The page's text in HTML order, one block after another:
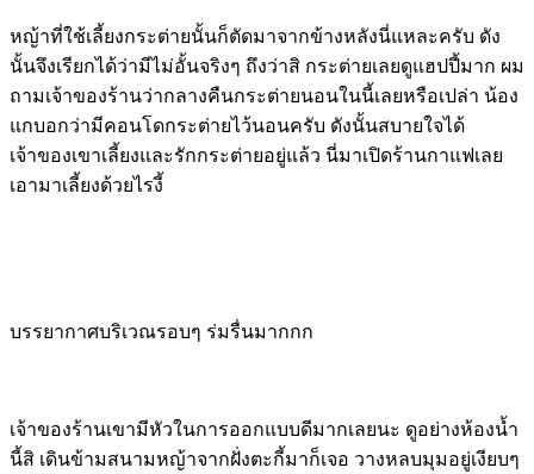
หญ้าที่ใช้เลี้ยงกระต่ายนั้นก็ตัดมาจากข้างหลังนี่แหละครับ ดัง
นั้นจึงเรียกได้ว่ามีไม่อั้นจริงๆ ถึงว่าสิ กระต่ายเลยดูแฮปปี้มาก ผม
ถามเจ้าของร้านว่ากลางคืนกระต่ายนอนในนี้เลยหรือเปล่า น้อง
แกบอกว่ามีคอนโดกระต่ายไว้นอนครับ ดังนั้นสบายใจได้
เจ้าของเขาเลี้ยงและรักกระต่ายอยู่แล้ว นี่มาเปิดร้านกาแฟเลย
เอามาเลี้ยงด้วยไรงี้
บรรยากาศบริเวณรอบๆ ร่มรื่นมากกก
เจ้าของร้านเขามีหัวในการออกแบบดีมากเลยนะ ดูอย่างห้องน้ำ
นี้สิ เดินข้ามสนามหญ้าจากฝั่งตะกี้มาก็เจอ วางหลบมุมอยู่เงียบๆ